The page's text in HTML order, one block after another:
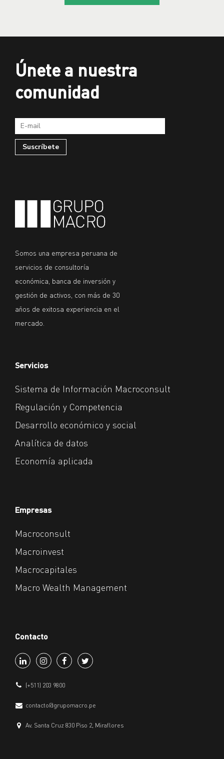
Únete a nuestra
comunidad
Somos una empresa peruana de
servicios de consultoría
económica, banca de inversión y
gestión de activos, con más de 30
años de exitosa experiencia en el
mercado.
Servicios
Sistema de Información Macroconsult
Regulación y Competencia
Desarrollo económico y social
Analítica de datos
Economía aplicada
Empresas
Macroconsult
Macroinvest
Macrocapitales
Macro Wealth Management
Contacto
(+511) 203 9800
contacto@grupomacro.pe
Av. Santa Cruz 830 Piso 2, Miraflores